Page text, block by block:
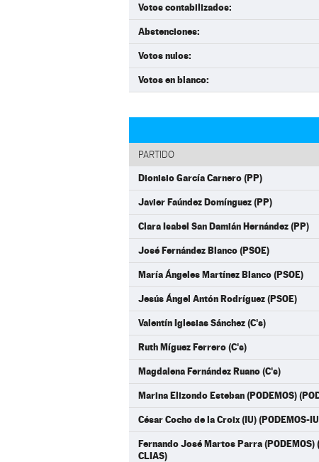
Votos contabilizados:
Abstenciones:
Votos nulos:
Votos en blanco:
PARTIDO
Dionisio García Carnero (PP)
Javier Faúndez Domínguez (PP)
Clara Isabel San Damián Hernández (PP)
José Fernández Blanco (PSOE)
María Ángeles Martínez Blanco (PSOE)
Jesús Ángel Antón Rodríguez (PSOE)
Valentín Iglesias Sánchez (C's)
Ruth Míguez Ferrero (C's)
Magdalena Fernández Ruano (C's)
Marina Elizondo Esteban (PODEMOS)
César Cocho de la Croix (IU) (PODEMOS-
Fernando José Martos Parra (PODEMOS)
CLIAS)